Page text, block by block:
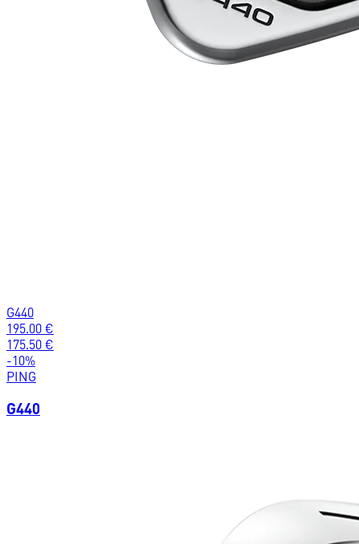
G440
195.00 €
175.50 €
-10%
PING
G440